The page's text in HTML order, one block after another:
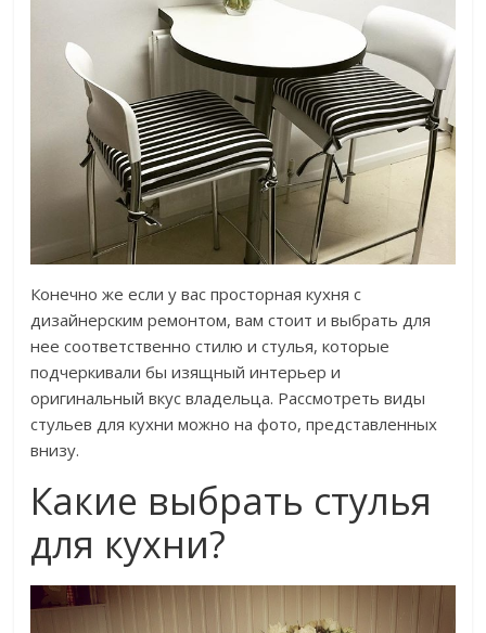
Конечно же если у вас просторная кухня с
дизайнерским ремонтом, вам стоит и выбрать для
нее соответственно стилю и стулья, которые
подчеркивали бы изящный интерьер и
оригинальный вкус владельца. Рассмотреть виды
стульев для кухни можно на фото, представленных
внизу.
Какие выбрать стулья
для кухни?